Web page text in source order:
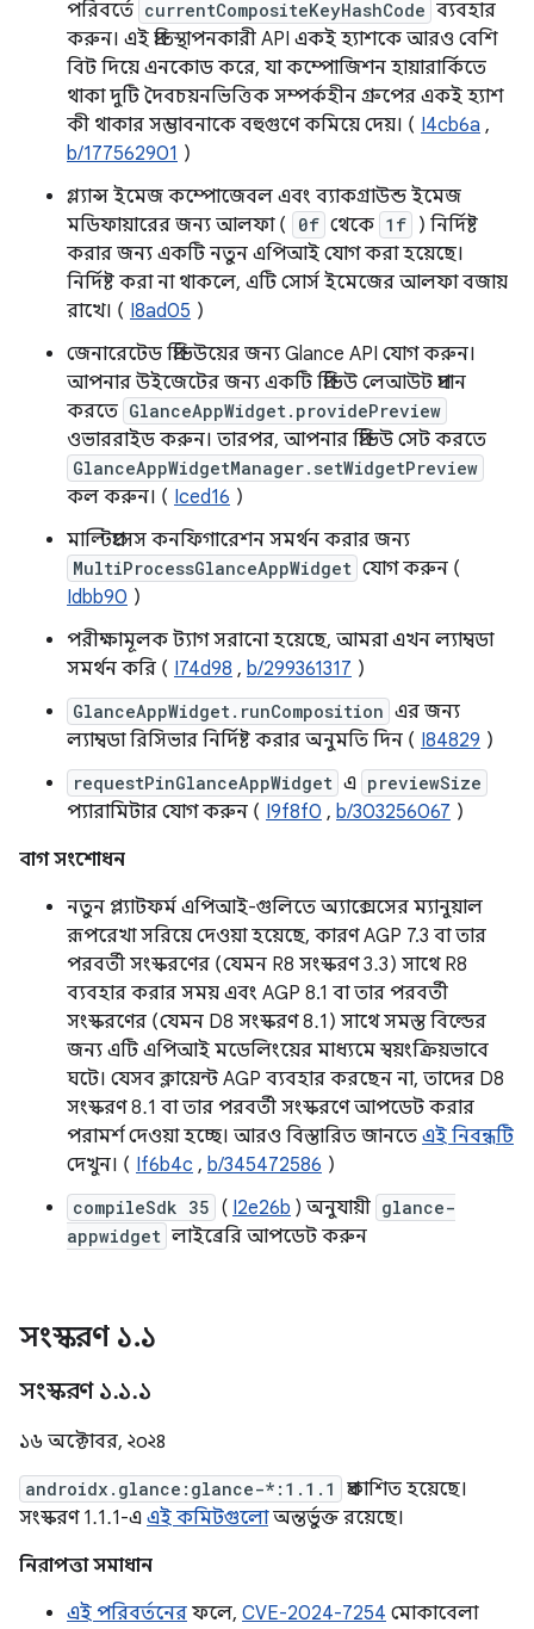
পরিবর্তে currentCompositeKeyHashCode ব্যবহার
করুন। এই প্রতিস্থাপনকারী API একই হ্যাশকে আরও বেশি
বিট দিয়ে এনকোড করে, যা কম্পোজিশন হায়ারার্কিতে
থাকা দুটি দৈবচয়নভিত্তিক সম্পর্কহীন গ্রুপের একই হ্যাশ
কী থাকার সম্ভাবনাকে বহুগুণে কমিয়ে দেয়। ( I4cb6a ,
b/177562901 )
গ্ল্যান্স ইমেজ কম্পোজেবল এবং ব্যাকগ্রাউন্ড ইমেজ
মডিফায়ারের জন্য আলফা (
0f থেকে 1f ) নির্দিষ্ট
করার জন্য একটি নতুন এপিআই যোগ করা হয়েছে।
নির্দিষ্ট করা না থাকলে, এটি সোর্স ইমেজের আলফা বজায়
রাখে। ( I8ad05 )
জেনারেটেড প্রিভিউয়ের জন্য Glance API যোগ করুন।
আপনার উইজেটের জন্য একটি প্রিভিউ লেআউট প্রদান
করতে GlanceAppWidget.providePreview
ওভাররাইড করুন। তারপর, আপনার প্রিভিউ সেট করতে
GlanceAppWidgetManager.setWidgetPreview
কল করুন। ( Iced16 )
মাল্টিপ্রসেস কনফিগারেশন সমর্থন করার জন্য
MultiProcessGlanceAppWidget যোগ করুন (
Idbb90 )
পরীক্ষামূলক ট্যাগ সরানো হয়েছে, আমরা এখন ল্যাম্বডা
সমর্থন করি ( I74d98 , b/299361317 )
GlanceAppWidget.runComposition এর জন্য
ল্যাম্বডা রিসিভার নির্দিষ্ট করার অনুমতি দিন ( I84829 )
requestPinGlanceAppWidget এ previewSize
প্যারামিটার যোগ করুন ( I9f8f0 , b/303256067 )
বাগ সংশোধন
নতুন প্ল্যাটফর্ম এপিআই-গুলিতে অ্যাক্সেসের ম্যানুয়াল
রূপরেখা সরিয়ে দেওয়া হয়েছে, কারণ AGP 7.3 বা তার
পরবর্তী সংস্করণের (যেমন R8 সংস্করণ 3.3) সাথে R8
ব্যবহার করার সময় এবং AGP 8.1 বা তার পরবর্তী
সংস্করণের (যেমন D8 সংস্করণ 8.1) সাথে সমস্ত বিল্ডের
জন্য এটি এপিআই মডেলিংয়ের মাধ্যমে স্বয়ংক্রিয়ভাবে
ঘটে। যেসব ক্লায়েন্ট AGP ব্যবহার করছেন না, তাদের D8
সংস্করণ 8.1 বা তার পরবর্তী সংস্করণে আপডেট করার
পরামর্শ দেওয়া হচ্ছে। আরও বিস্তারিত জানতে এই নিবন্ধটি
দেখুন। ( If6b4c , b/345472586 )
compileSdk 35 ( I2e26b ) অনুযায়ী glance-
appwidget লাইব্রেরি আপডেট করুন
সংস্করণ ১.১
সংস্করণ ১.১.১
১৬ অক্টোবর, ২০২৪
androidx.glance:glance-*:1.1.1
প্রকাশিত হয়েছে।
সংস্করণ 1.1.1-এ এই কমিটগুলোঅন্তর্ভুক্ত রয়েছে।
নিরাপত্তা সমাধান
এই পরিবর্তনের ফলে, CVE-2024-7254 মোকাবেলা